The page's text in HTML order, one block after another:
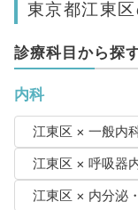
東京都江東
診療科目から探
内科
江東区 × 一般内
江東区 × 呼吸器
江東区 × 内分泌